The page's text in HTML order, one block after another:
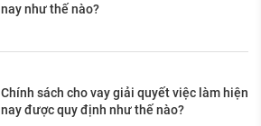
nay như thế nào?
Chính sách cho vay giải quyết việc làm hiện
nay được quy định như thế nào?